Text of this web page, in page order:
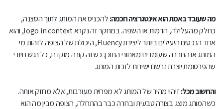
מה שעובד באמת הוא אינטגרציה חכמה:להכניס את המותג לתוך הסצנה,
כחלק מהעלילה, הדמות או השפה. במחקר זה נקרא logo in context, והוא
אחד הנכסים היעילים ביותר ליצירת Fluency, היכולת של הצופה לזהות מי
המותג או החברה שעומדים מאחורי התוכן. כשזה קורה מוקדם, כל רגש חיובי
שהפרסומת יוצרת נרשם ישירות לזכות המותג.
והחשוב מכל:זיהוי מהיר של המותג לא מפחית מעורבות, אלא מחזק אותה.
כשהמותג מוצג בצורה טבעית וברורה כבר בהתחלה, הצופה מבין מה הוא